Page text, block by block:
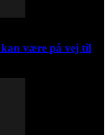
være på vej til